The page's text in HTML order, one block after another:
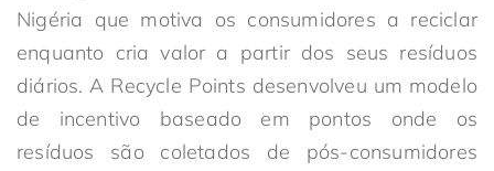
Nigéria que motiva os consumidores a reciclar
enquanto cria valor a partir dos seus resíduos
diários. A Recycle Points desenvolveu um modelo
de incentivo baseado em pontos onde os
resíduos são coletados de pós-consumidores